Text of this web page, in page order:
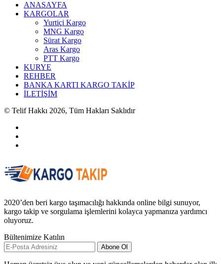
ANASAYFA
KARGOLAR
Yurtiçi Kargo
MNG Kargo
Sürat Kargo
Aras Kargo
PTT Kargo
KURYE
REHBER
BANKA KARTI KARGO TAKİP
İLETİŞİM
© Telif Hakkı 2026, Tüm Hakları Saklıdır
2020’den beri kargo taşımacılığı hakkında online bilgi sunuyor,
kargo takip ve sorgulama işlemlerini kolayca yapmanıza yardımcı
oluyoruz.
Bültenimize Katılın
Abone Ol